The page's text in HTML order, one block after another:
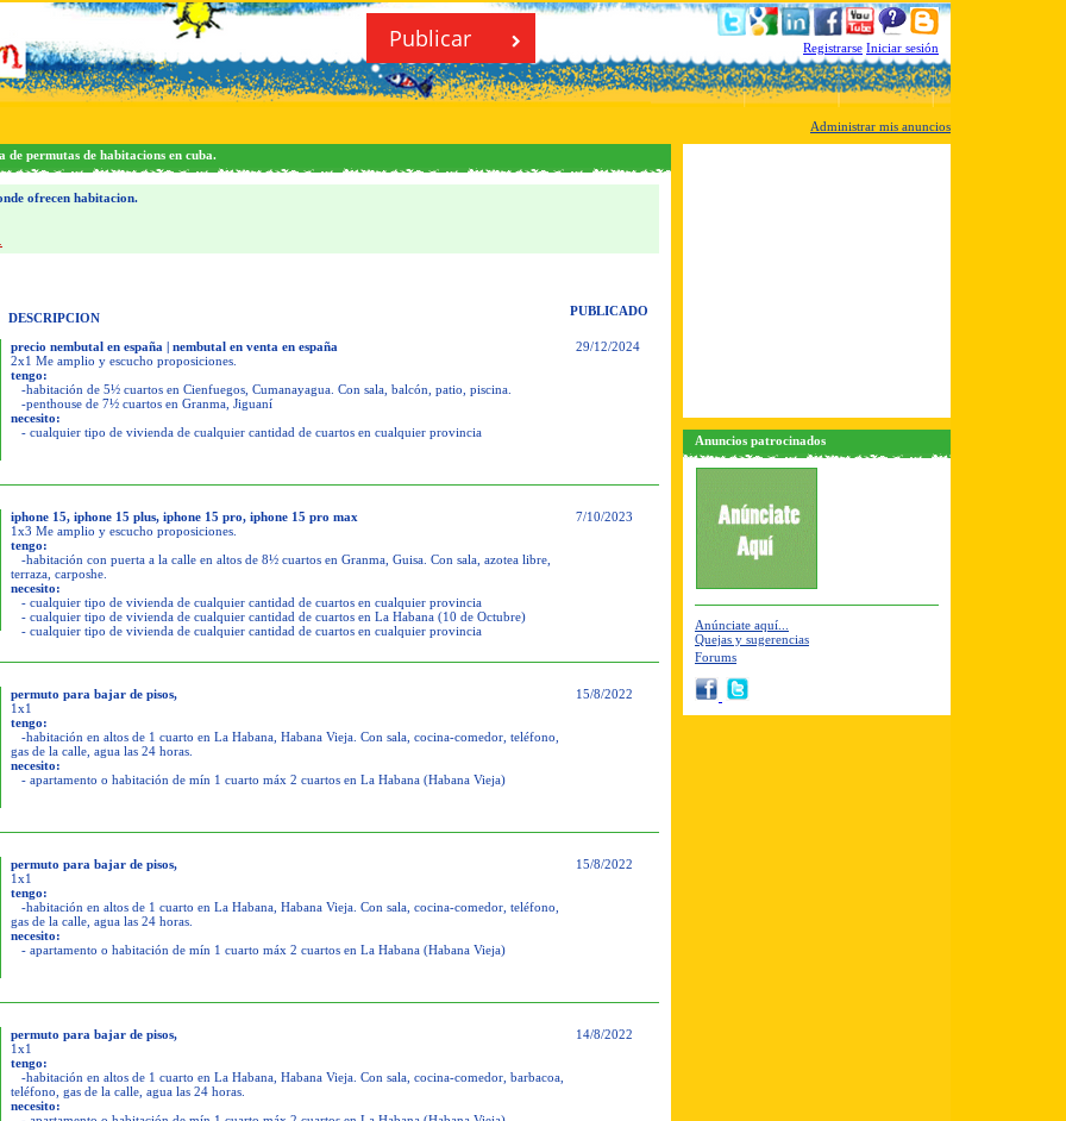
Publicar Registrarse Iniciar sesión
Administrar mis anuncios
de permutas de habitacions en cuba.
ofrecen habitacion.
DESCRIPCION PUBLICADO
precio nembutal en españa | nembutal en venta en españa
2x1 Me amplio y escucho proposiciones.
tengo:
-habitación de 5½ cuartos en Cienfuegos, Cumanayagua. Con sala, balcón, patio, piscina.
-penthouse de 7½ cuartos en Granma, Jiguaní
necesito:
- cualquier tipo de vivienda de cualquier cantidad de cuartos en cualquier provincia
29/12/2024
iphone 15, iphone 15 plus, iphone 15 pro, iphone 15 pro max
1x3 Me amplio y escucho proposiciones.
tengo:
-habitación con puerta a la calle en altos de 8½ cuartos en Granma, Guisa. Con sala, azotea libre,
terraza, carposhe.
necesito:
- cualquier tipo de vivienda de cualquier cantidad de cuartos en cualquier provincia
- cualquier tipo de vivienda de cualquier cantidad de cuartos en La Habana (10 de Octubre)
- cualquier tipo de vivienda de cualquier cantidad de cuartos en cualquier provincia
7/10/2023
permuto para bajar de pisos,
1x1
tengo:
-habitación en altos de 1 cuarto en La Habana, Habana Vieja. Con sala, cocina-comedor, teléfono,
gas de la calle, agua las 24 horas.
necesito:
- apartamento o habitación de mín 1 cuarto máx 2 cuartos en La Habana (Habana Vieja)
15/8/2022
permuto para bajar de pisos,
1x1
tengo:
-habitación en altos de 1 cuarto en La Habana, Habana Vieja. Con sala, cocina-comedor, teléfono,
gas de la calle, agua las 24 horas.
necesito:
- apartamento o habitación de mín 1 cuarto máx 2 cuartos en La Habana (Habana Vieja)
15/8/2022
permuto para bajar de pisos,
1x1
tengo:
-habitación en altos de 1 cuarto en La Habana, Habana Vieja. Con sala, cocina-comedor, barbacoa,
teléfono, gas de la calle, agua las 24 horas.
necesito:
14/8/2022
Anuncios patrocinados
Anúnciate aquí...
Quejas y sugerencias
Forums